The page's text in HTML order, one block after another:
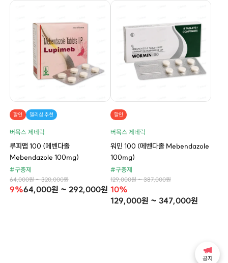
할인 델리샵 추천
버목스 제네릭
루피맵 100 (메벤다졸
Mebendazole 100mg)
#구충제
64,000원 ~ 320,000원
9%64,000원 ~ 292,000원
할인
버목스 제네릭
워민 100 (메벤다졸 Mebendazole
100mg)
#구충제
129,000원 ~ 387,000원
10%
129,000원 ~ 347,000원
공지